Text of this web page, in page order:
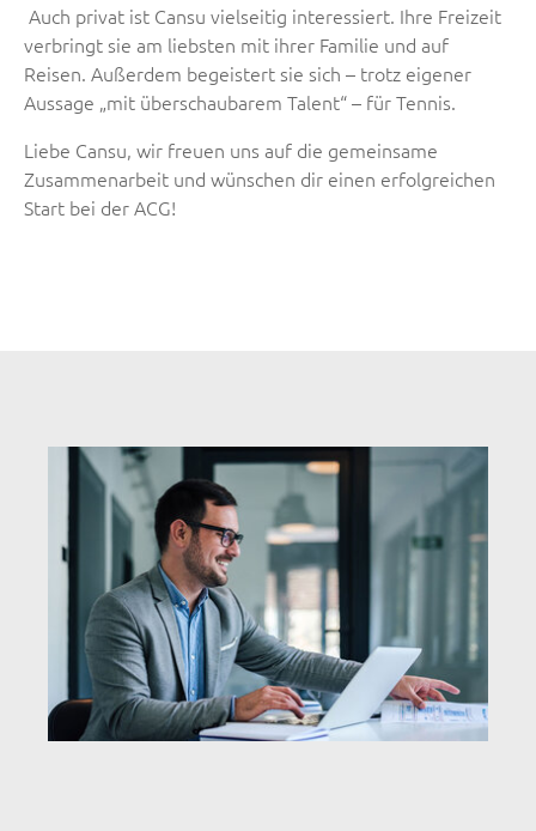
Auch privat ist Cansu vielseitig interessiert. Ihre Freizeit
verbringt sie am liebsten mit ihrer Familie und auf
Reisen. Außerdem begeistert sie sich – trotz eigener
Aussage „mit überschaubarem Talent“ – für Tennis.
Liebe Cansu, wir freuen uns auf die gemeinsame
Zusammenarbeit und wünschen dir einen erfolgreichen
Start bei der ACG!